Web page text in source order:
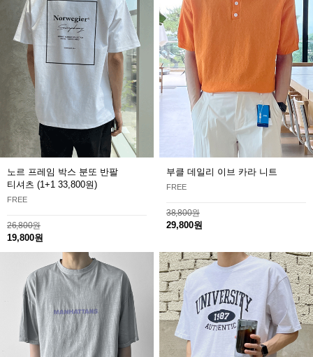
노르 프레임 박스 분또 반팔
티셔츠 (1+1 33,800원)
FREE
26,800원
19,800원
부클 데일리 이브 카라 니트
FREE
38,800원
29,800원